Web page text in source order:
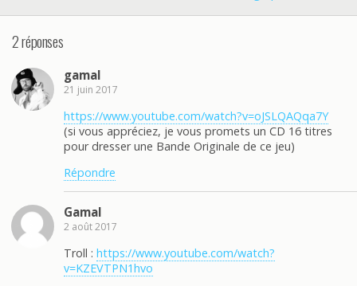
2 réponses
gamal
21 juin 2017
https://www.youtube.com/watch?v=oJSLQAQqa7Y
(si vous appréciez, je vous promets un CD 16 titres
pour dresser une Bande Originale de ce jeu)
Répondre
Gamal
2 août 2017
Troll : https://www.youtube.com/watch?
v=KZEVTPN1hvo